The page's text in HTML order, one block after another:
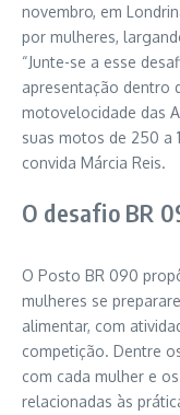
novembro, em
por mulheres,
“Junte-se a esse
apresentação dentro
motovelocidade das
suas motos de 250 a
convida Márcia Reis.
O desafio BR
O Posto BR 090
mulheres se
alimentar, com
competição. Dentre
com cada mulher e
relacionadas às